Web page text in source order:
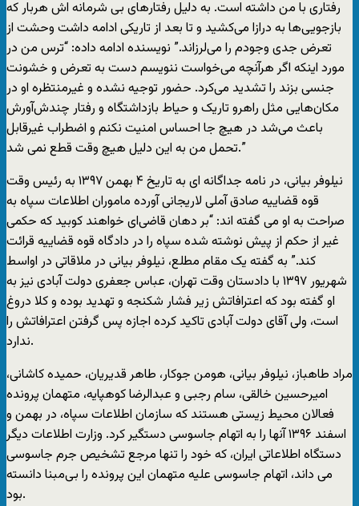
رفتاری با من داشته است. به دلیل رفتارهای بی شرمانه اش هربار که
بازجویی‌ها به درازا می‌کشید و تا بعد از تاریکی ادامه داشت وحشت از
تعرض جدی وجودم را می‌لرزاند.” نویسنده ادامه داده: “ترس من در
مورد اینکه اگر هرآنچه می‌خواست ننویسم دست به تعرض و خشونت
جنسی بزند را تشدید می‌کرد. حضور توجیه‌‌ نشده و غیرمنتظره او در
مکان‌هایی مثل راهرو تاریک و حیاط بازداشتگاه و رفتار چندش‌آورش
باعث می‌شد در هیچ جا احساس امنیت نکنم و اضطراب غیرقابل
تحمل من به این دلیل هیچ وقت قطع نمی شد.”
نیلوفر بیانی، در نامه جداگانه ای به تاریخ ۴ بهمن ۱۳۹۷ به رئیس وقت
قوه قضاییه صادق آملی لاریجانی آورده ماموران اطلاعات سپاه به
صراحت به او می گفته اند: “بر دهان قاضی‌ای خواهند کوبید که حکمی
غیر از حکم از پیش نوشته شده سپاه را در دادگاه قوه قضاییه قرائت
کند.” به گفته یک مقام مطلع، نیلوفر بیانی در ملاقاتی در اواسط
شهریور ۱۳۹۷ با دادستان وقت تهران، عباس جعفری دولت آبادی نیز به
او گفته بود که اعترافاتش زیر فشار شکنجه و تهدید بوده و کلا دروغ
است، ولی آقای دولت آبادی تاکید کرده اجازه پس گرفتن اعترافاتش را
ندارد.
مراد طاهباز، نیلوفر بیانی، هومن جوکار، طاهر قدیریان، حمیده کاشانی،
امیرحسین خالقی، سام رجبی و عبدالرضا کوهپایه، متهمان پرونده
فعالان محیط زیستی هستند که سازمان اطلاعات سپاه، در بهمن و
اسفند ۱۳۹۶ آنها را به اتهام جاسوسی دستگیر کرد. وزارت اطلاعات دیگر
دستگاه اطلاعاتی ایران، که خود را تنها مرجع تشخیص جرم جاسوسی
می داند، اتهام جاسوسی علیه متهمان این پرونده را بی‌مبنا دانسته
بود.